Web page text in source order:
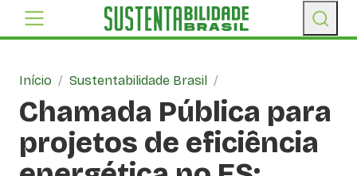
Início / Sustentabilidade Brasil /
Chamada Pública para
projetos de eficiência